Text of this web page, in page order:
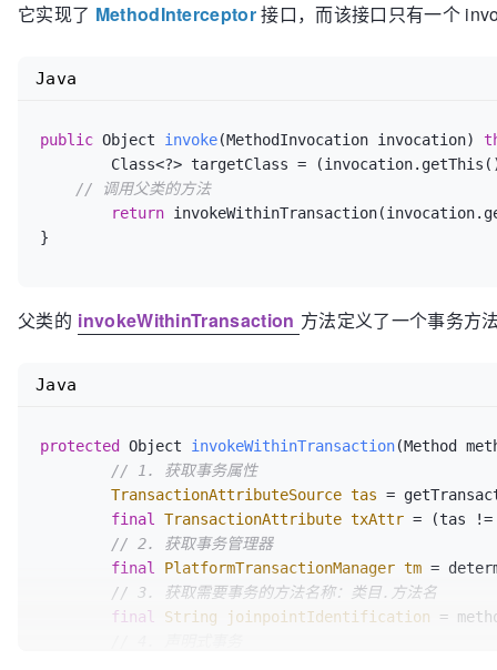
它实现了 MethodInterceptor接口，而该接口只有一个
public Object invoke(MethodInvocation invocation)
Class<?> targetClass =
// 调用父类的方法
return
}
Java
父类的 invokeWithinTransaction 方法定义了一个事务方
protected Object invokeWithinTransaction(Method
// 1. 获取事务属性
TransactionAttributeSource tas =
final
TransactionAttribute txAttr = (tas
// 2. 获取事务管理器
final
PlatformTransactionManager tm =
// 3. 获取需要事务的方法名称：类目.方法名
final
String joinpointIdentification =
Java